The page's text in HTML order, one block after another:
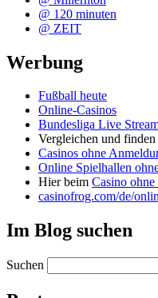
@ 120 minuten
@ ZEIT
Werbung
Fußball heute
Online-Casinos
Bundesliga Live
Vergleichen und
Casinos ohne
Online Spielhallen
Hier beim Casino
casinofrog.com/de/
Im Blog suchen
Suchen